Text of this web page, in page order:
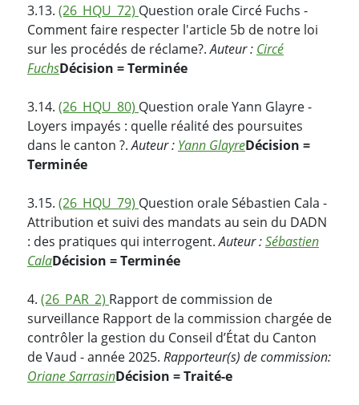
3.13. (26_HQU_72) Question orale Circé Fuchs -
Comment faire respecter l'article 5b de notre loi
sur les procédés de réclame?.Auteur : Circé
FuchsDécision = Terminée
3.14. (26_HQU_80) Question orale Yann Glayre -
Loyers impayés : quelle réalité des poursuites
dans le canton ?.Auteur : Yann GlayreDécision =
Terminée
3.15. (26_HQU_79) Question orale Sébastien Cala -
Attribution et suivi des mandats au sein du DADN
: des pratiques qui interrogent.Auteur :Sébastien
CalaDécision = Terminée
4. (26_PAR_2) Rapport de commission de
surveillance Rapport de la commission chargée de
contrôler la gestion du Conseil d’État du Canton
de Vaud - année 2025. Rapporteur(s) de commission:
Oriane SarrasinDécision = Traité-e